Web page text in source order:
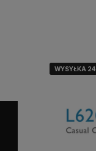
WYSYŁKA
WYSYŁKA
WYSYŁKA